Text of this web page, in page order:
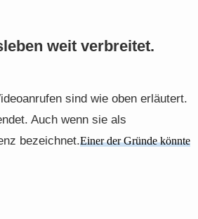
weit verbreitet.
sind wie oben erläutert.
Auch wenn sie als
bezeichnet.Einer der Gründe könnte